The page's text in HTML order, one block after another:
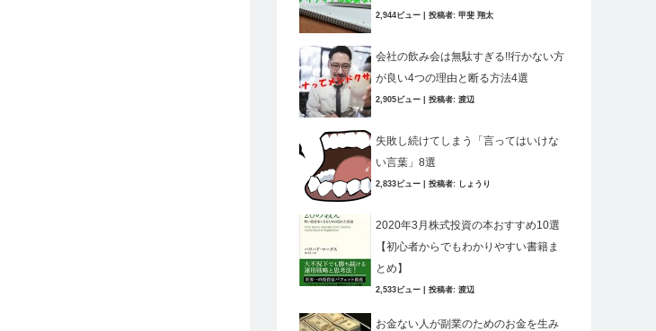
2,944ビュー 投稿者: 甲斐 翔太
会社の飲み会は無駄すぎる!!行かない方
が良い4つの理由と断る方法4選
2,905ビュー 投稿者: 渡辺
失敗し続けてしまう「言ってはいけな
い言葉」8選
2,833ビュー 投稿者: しょうり
2020年3月株式投資の本おすすめ10選
【初心者からでもわかりやすい書籍ま
とめ】
2,533ビュー 投稿者: 渡辺
お金ない人が副業のためのお金を生み